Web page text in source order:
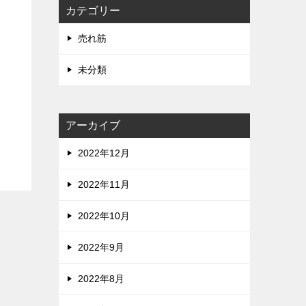
カテゴリー
売れ筋
未分類
アーカイブ
2022年12月
2022年11月
2022年10月
2022年9月
2022年8月